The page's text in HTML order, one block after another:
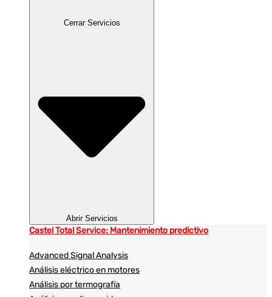
Cerrar Servicios
Abrir Servicios
Castel Total Service: Mantenimiento predictivo
Advanced Signal Analysis
Análisis eléctrico en motores
Análisis por termografía